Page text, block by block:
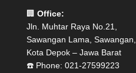
🏢 Office:
Jln. Muhtar Raya No.21,
Sawangan Lama, Sawangan,
Kota Depok – Jawa Barat
☎️ Phone: 021-27599223